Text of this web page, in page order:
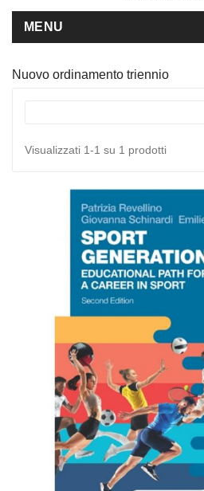
MENU
Nuovo ordinamento triennio
Visualizzati 1-1 su 1 prodotti